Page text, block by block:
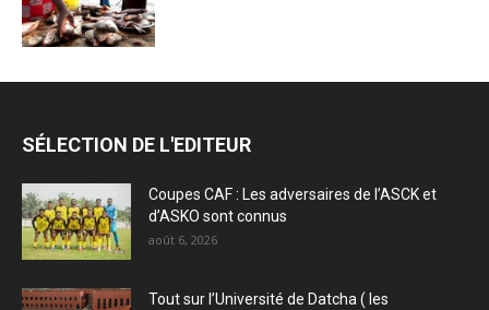
SÉLECTION DE L'EDITEUR
Coupes CAF : Les adversaires de l’ASCK et
d’ASKO sont connus
août 6, 2026
Tout sur l’Université de Datcha ( les